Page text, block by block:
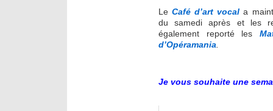
LeCafé d’art vocal a
du samedi après et les
également reporté les
d’Opéramania
Je vous souhaite une